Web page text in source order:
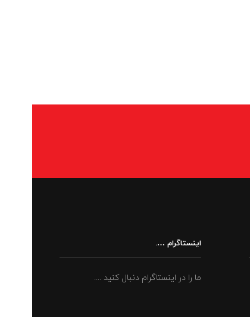
اینستاگرام ….
ما را در اینستاگرام دنبال کنید ....